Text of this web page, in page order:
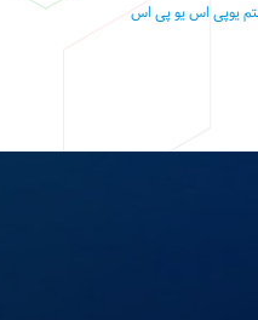
یوپی اسیو پی اس